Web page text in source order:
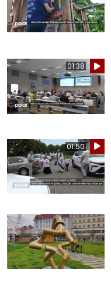
01:38
01:50